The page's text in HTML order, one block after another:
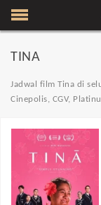
TINA
Jadwal film Tina di
Cinepolis, CGV,